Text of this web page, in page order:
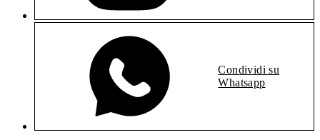
Condividi su
Whatsapp